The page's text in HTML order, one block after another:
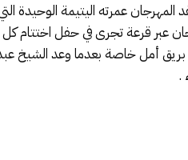
عبر قرعة تجرى في حفل اختتام
أمل خاصة بعدما وعد الشيخ عبد
.